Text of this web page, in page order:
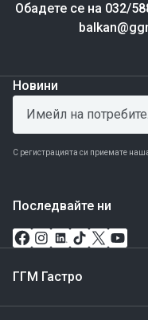
Обадете се на 032/
Новини
С регистрацията си приемате
Последвайте ни
ГГМ Гастро